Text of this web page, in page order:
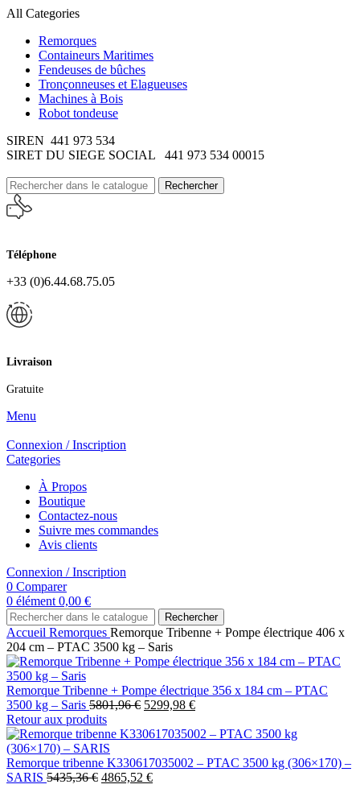
All Categories
Remorques
Containeurs Maritimes
Fendeuses de bûches
Tronçonneuses et Elagueuses
Machines à Bois
Robot tondeuse
SIREN 441 973 534
SIRET DU SIEGE SOCIAL 441 973 534 00015
Rechercher
Téléphone
+33 (0)6.44.68.75.05
Livraison
Gratuite
Menu
Connexion / Inscription
Categories
À Propos
Boutique
Contactez-nous
Suivre mes commandes
Avis clients
Connexion / Inscription
0 Comparer
0 élément 0,00 €
Rechercher
Accueil Remorques Remorque Tribenne + Pompe électrique 406 x
204 cm – PTAC 3500 kg – Saris
Remorque Tribenne + Pompe électrique 356 x 184 cm – PTAC
3500 kg – Saris 5801,96€ 5299,98 €
Retour aux produits
Remorque tribenne K330617035002 – PTAC 3500 kg (306×170) –
SARIS 5435,36€ 4865,52 €